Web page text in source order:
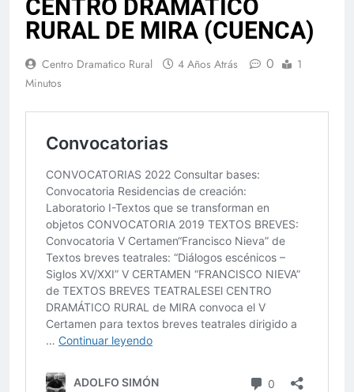
CENTRO DRAMÁTICO
RURAL DE MIRA (CUENCA)
Centro Dramatico Rural 4 Años Atrás 0
1
Minutos